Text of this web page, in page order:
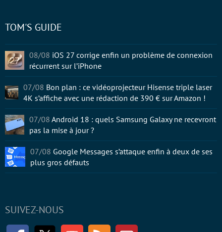
SUIVEZ-NOUS
FacebookTwitter Youtube RSS Newsletter
TOM'S GUIDE
08/08 iOS 27 corrige enfin un problème de connexion
récurrent sur l’iPhone
07/08 Bon plan : ce vidéoprojecteur Hisense triple laser
4K s’affiche avec une rédaction de 390 € sur Amazon !
07/08 Android 18 : quels Samsung Galaxy ne recevront
pas la mise à jour ?
07/08 Google Messages s’attaque enfin à deux de ses
plus gros défauts